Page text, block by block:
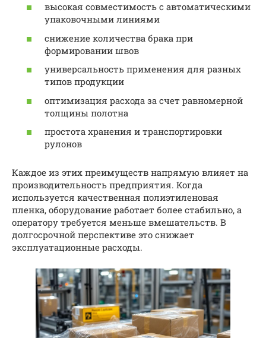
высокая совместимость с автоматическими
упаковочными линиями
снижение количества брака при
формировании швов
универсальность применения для разных
типов продукции
оптимизация расхода за счет равномерной
толщины полотна
простота хранения и транспортировки
рулонов
Каждое из этих преимуществ напрямую влияет на
производительность предприятия. Когда
используется качественная полиэтиленовая
пленка, оборудование работает более стабильно, а
оператору требуется меньше вмешательств. В
долгосрочной перспективе это снижает
эксплуатационные расходы.